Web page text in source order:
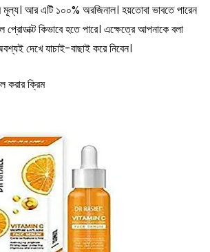
মূল্য। আর এটি ১০০% অরজিনাল। হয়তোবা ভাবতে পারেন
কিভাবে হতে পারে। এক্ষেত্রে আপনাকে বলা
দেখে যাচাই-বাছাই করে নিবেন।
করার ক্রিম